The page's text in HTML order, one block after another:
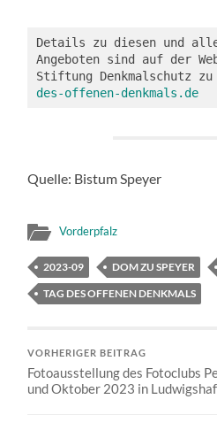
Details zu diesen und
Angeboten sind auf der
Stiftung Denkmalschutz
des-offenen-denkmals.de
Quelle: Bistum Speyer
Vorderpfalz
2023-09 DOM ZU SPEYER
TAG DES OFFENEN DENKMALS
VORHERIGER BEITRAG
Fotoausstellung des Fotoclubs
und Oktober 2023 in